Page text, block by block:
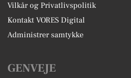
Vilkår og Privatlivspolitik
Kontakt VORES Digital
Administrer samtykke
GENVEJE